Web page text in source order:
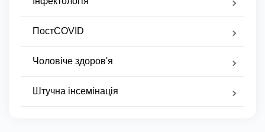
ПостCOVID
Чоловіче здоров'я
Штучна інсемінація